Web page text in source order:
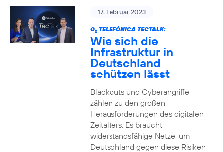
17. Februar 2023
O2TELEFÓNICA TECTALK:
Wie sich die
Infrastruktur in
Deutschland
schützen lässt
Blackouts und Cyberangriffe
zählen zu den großen
Herausforderungen des digitalen
Zeitalters. Es braucht
widerstandsfähige Netze, um
Deutschland gegen diese Risiken